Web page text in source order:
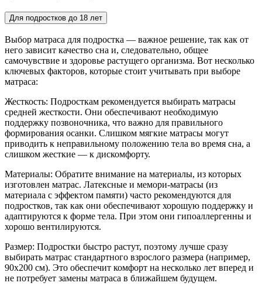
Для подростков до 18 лет
Выбор матраса для подростка — важное решение, так как от
него зависит качество сна и, следовательно, общее
самочувствие и здоровье растущего организма. Вот несколько
ключевых факторов, которые стоит учитывать при выборе
матраса:
Жесткость: Подросткам рекомендуется выбирать матрасы
средней жесткости. Они обеспечивают необходимую
поддержку позвоночника, что важно для правильного
формирования осанки. Слишком мягкие матрасы могут
приводить к неправильному положению тела во время сна, а
слишком жесткие — к дискомфорту.
Материалы: Обратите внимание на материалы, из которых
изготовлен матрас. Латексные и мемори-матрасы (из
материала с эффектом памяти) часто рекомендуются для
подростков, так как они обеспечивают хорошую поддержку и
адаптируются к форме тела. При этом они гипоаллергенны и
хорошо вентилируются.
Размер: Подростки быстро растут, поэтому лучше сразу
выбирать матрас стандартного взрослого размера (например,
90x200 см). Это обеспечит комфорт на несколько лет вперед и
не потребует замены матраса в ближайшем будущем.